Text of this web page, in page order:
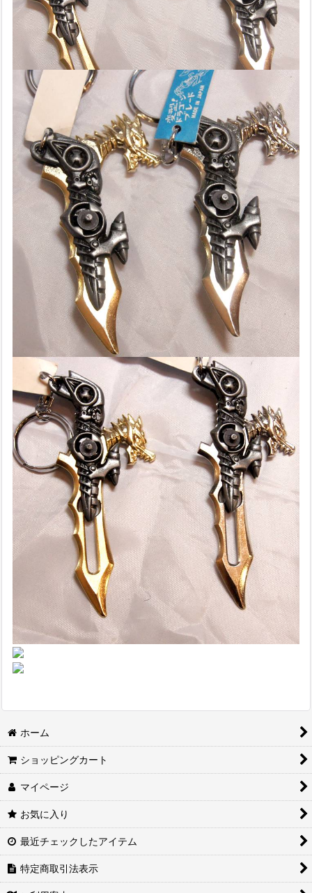
ホーム
ショッピングカート
マイページ
お気に入り
最近チェックしたアイテム
特定商取引法表示